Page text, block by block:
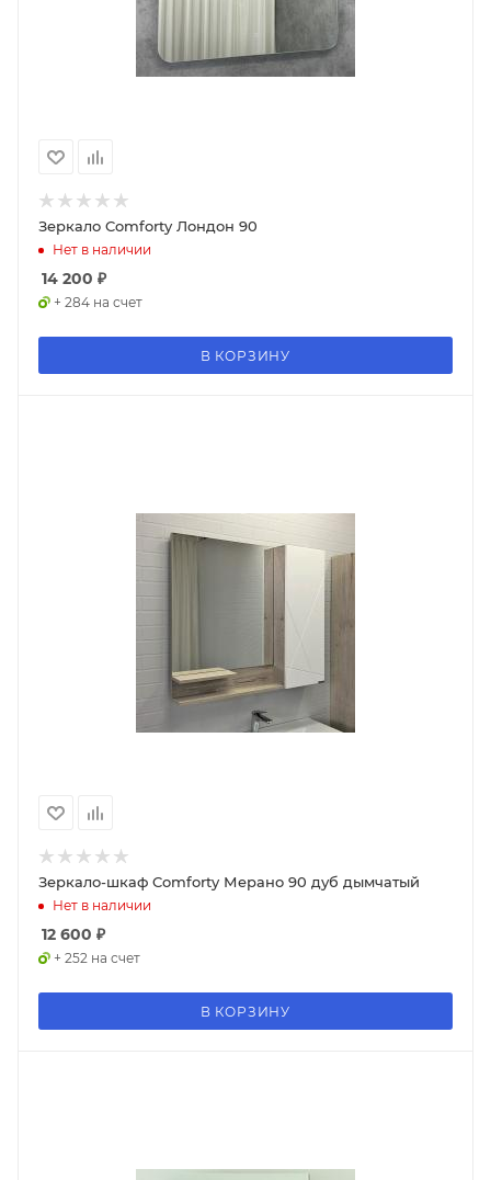
Зеркало Comforty Лондон 90
Нет в наличии
14 200 ₽
+ 284 на счет
В КОРЗИНУ
Зеркало-шкаф Comforty Мерано 90 дуб дымчатый
Нет в наличии
12 600 ₽
+ 252 на счет
В КОРЗИНУ